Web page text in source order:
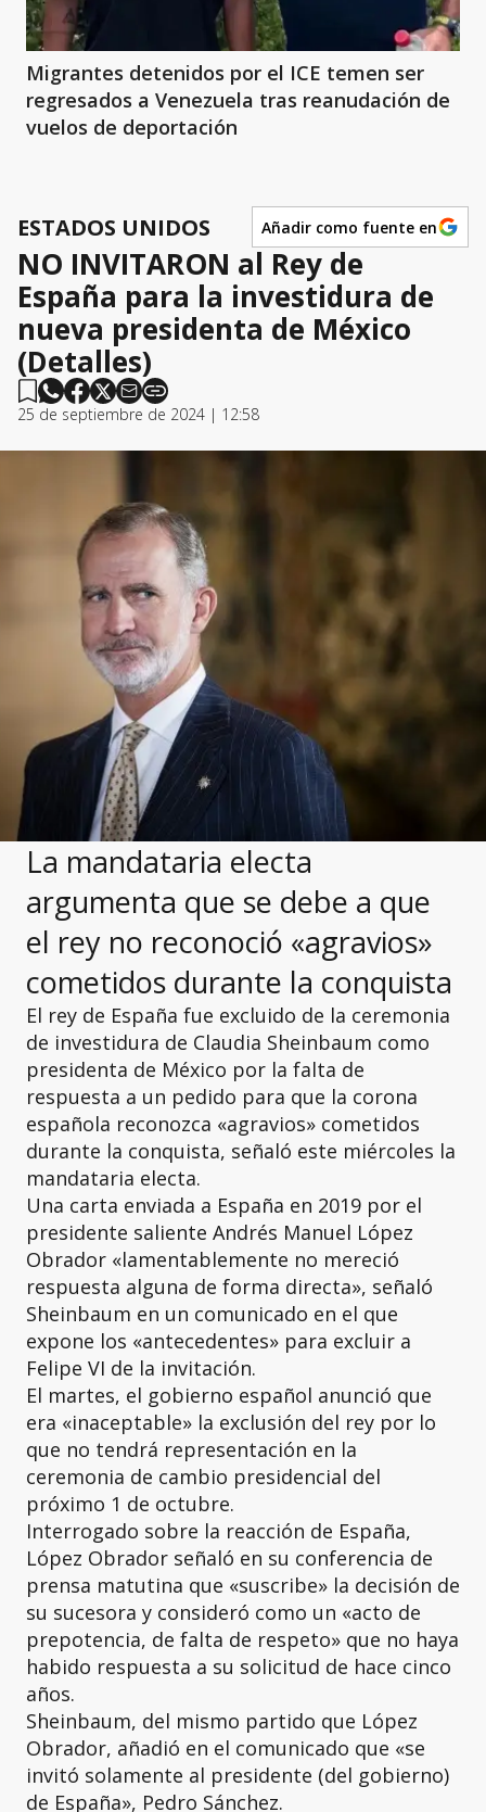
Migrantes detenidos por el ICE temen ser
regresados a Venezuela tras reanudación de
vuelos de deportación
ESTADOS UNIDOS Añadir como fuente en
NO INVITARON al Rey de
España para la investidura de
nueva presidenta de México
(Detalles)
25 de septiembre de 2024 | 12:58
La mandataria electa
argumenta que se debe a que
el rey no reconoció «agravios»
cometidos durante la conquista
El rey de España fue excluido de la ceremonia
de investidura de Claudia Sheinbaum como
presidenta de México por la falta de
respuesta a un pedido para que la corona
española reconozca «agravios» cometidos
durante la conquista, señaló este miércoles la
mandataria electa.
Una carta enviada a España en 2019 por el
presidente saliente Andrés Manuel López
Obrador «lamentablemente no mereció
respuesta alguna de forma directa», señaló
Sheinbaum en un comunicado en el que
expone los «antecedentes» para excluir a
Felipe VI de la invitación.
El martes, el gobierno español anunció que
era «inaceptable» la exclusión del rey por lo
que no tendrá representación en la
ceremonia de cambio presidencial del
próximo 1 de octubre.
Interrogado sobre la reacción de España,
López Obrador señaló en su conferencia de
prensa matutina que «suscribe» la decisión de
su sucesora y consideró como un «acto de
prepotencia, de falta de respeto» que no haya
habido respuesta a su solicitud de hace cinco
años.
Sheinbaum, del mismo partido que López
Obrador, añadió en el comunicado que «se
invitó solamente al presidente (del gobierno)
de España», Pedro Sánchez.